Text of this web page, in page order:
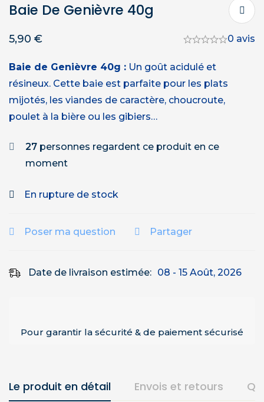
Baie De Genièvre 40g
5,90 € 0 avis
Baie de Genièvre 40g : Un goût acidulé et
résineux. Cette baie est parfaite pour les plats
mijotés, les viandes de caractère, choucroute,
poulet à la bière ou les gibiers…
27 personnes regardent ce produit en ce
moment
En rupture de stock
Poser ma question Partager
Date de livraison estimée: 08 - 15 Août, 2026
Pour garantir la sécurité & de paiement sécurisé
Le produit en détail Envois et retours